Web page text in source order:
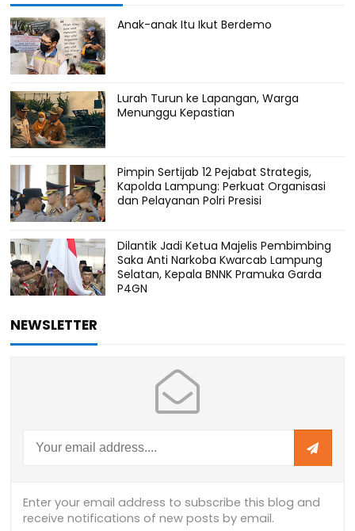
Anak-anak Itu Ikut Berdemo
Lurah Turun ke Lapangan, Warga
Menunggu Kepastian
Pimpin Sertijab 12 Pejabat Strategis,
Kapolda Lampung: Perkuat Organisasi
dan Pelayanan Polri Presisi
Dilantik Jadi Ketua Majelis Pembimbing
Saka Anti Narkoba Kwarcab Lampung
Selatan, Kepala BNNK Pramuka Garda
P4GN
NEWSLETTER